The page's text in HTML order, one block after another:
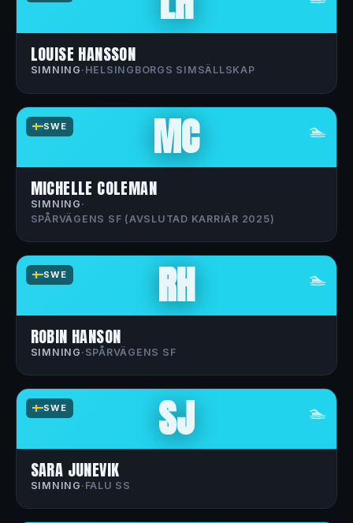
LOUISE HANSSON
SIMNING · HELSINGBORGS SIMSÄLLSKAP
SWE 🏊
MC
MICHELLE COLEMAN
SIMNING ·
SPÅRVÄGENS SF (AVSLUTAD KARRIÄR 2025)
SWE 🏊
RH
ROBIN HANSON
SIMNING · SPÅRVÄGENS SF
SWE 🏊
SJ
SARA JUNEVIK
SIMNING · FALU SS